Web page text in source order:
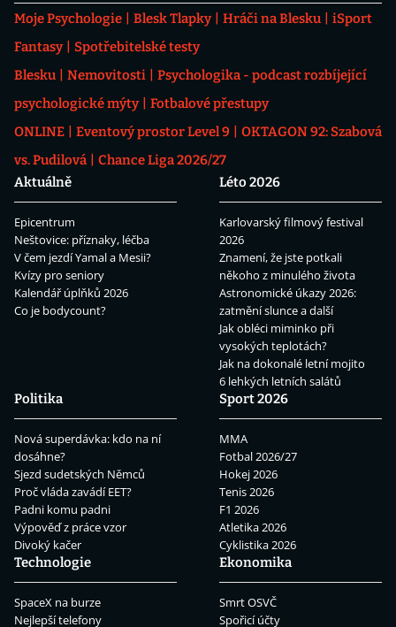
Moje Psychologie Blesk Tlapky Hráči na Blesku
iSport
Fantasy
Spotřebitelské testy
Blesku
Nemovitosti
Psychologika - podcast rozbíjející
psychologické mýty
Fotbalové přestupy
ONLINE
Eventový prostor Level 9
OKTAGON 92: Szabová
vs. Pudilová
Chance Liga 2026/27
Aktuálně
Epicentrum
Neštovice: příznaky, léčba
V čem jezdí Yamal a Mesii?
Kvízy pro seniory
Kalendář úplňků 2026
Co je bodycount?
Léto 2026
Karlovarský filmový festival
2026
Znamení, že jste potkali
někoho z minulého života
Astronomické úkazy 2026:
zatmění slunce a další
Jak obléci miminko při
vysokých teplotách?
Jak na dokonalé letní mojito
6 lehkých letních salátů
Politika
Nová superdávka: kdo na ní
dosáhne?
Sjezd sudetských Němců
Proč vláda zavádí EET?
Padni komu padni
Výpověď z práce vzor
Divoký kačer
Sport 2026
MMA
Fotbal 2026/27
Hokej 2026
Tenis 2026
F1 2026
Atletika 2026
Cyklistika 2026
Technologie
SpaceX na burze
Nejlepší telefony
Ekonomika
Smrt OSVČ
Spořicí účty